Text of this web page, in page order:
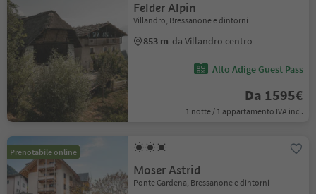
Felder Alpin
Villandro, Bressanone e dintorni
853 m da Villandro centro
Alto Adige Guest Pass
Da 1595€
1 notte / 1 appartamento IVA incl.
Prenotabile online
Moser Astrid
Ponte Gardena, Bressanone e dintorni